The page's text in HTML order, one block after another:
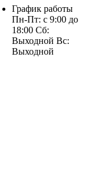
График работы
Пн-Пт: с 9:00 до
18:00 Сб:
Выходной Вс:
Выходной